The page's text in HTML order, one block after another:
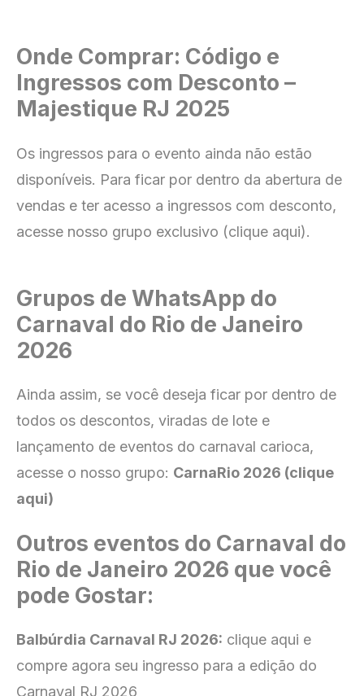
Onde Comprar: Código e
Ingressos com Desconto –
Majestique RJ 2025
Os ingressos para o evento ainda não estão
disponíveis. Para ficar por dentro da abertura de
vendas e ter acesso a ingressos com desconto,
acesse nosso grupo exclusivo (clique aqui).
Grupos de WhatsApp do
Carnaval do Rio de Janeiro
2026
Ainda assim, se você deseja ficar por dentro de
todos os descontos, viradas de lote e
lançamento de eventos do carnaval carioca,
acesse o nosso grupo: CarnaRio 2026 (clique
aqui)
Outros eventos do Carnaval do
Rio de Janeiro 2026 que você
pode Gostar:
Balbúrdia Carnaval RJ 2026: clique aqui e
compre agora seu ingresso para a edição do
Carnaval RJ 2026